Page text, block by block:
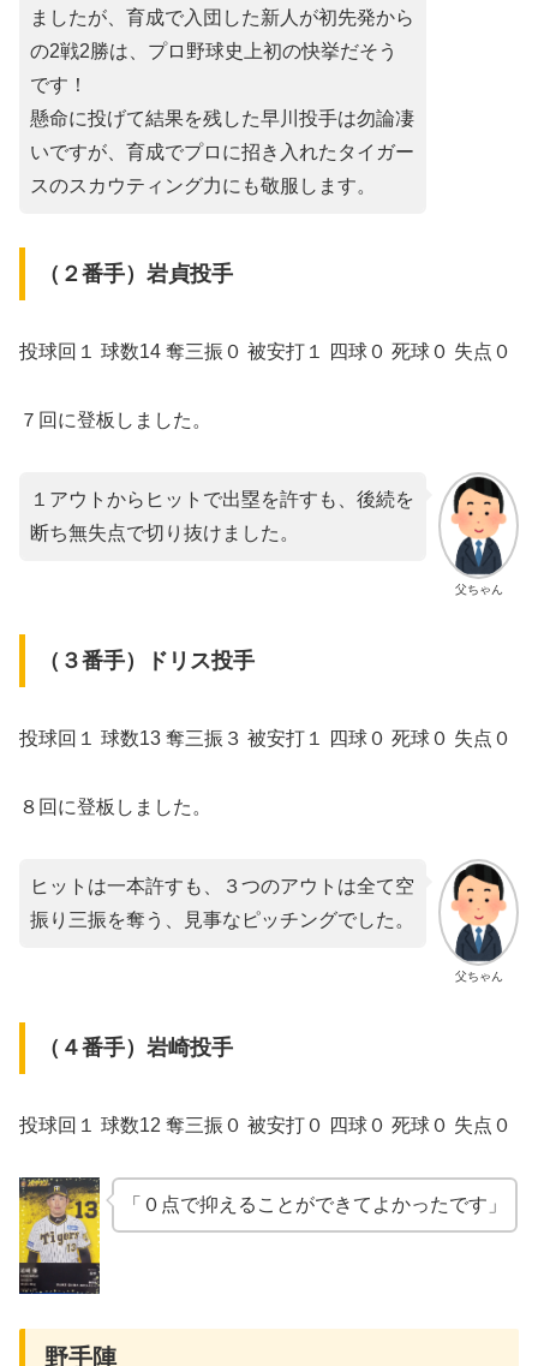
ましたが、育成で入団した新人が初先発から
の2戦2勝は、プロ野球史上初の快挙だそう
です！
懸命に投げて結果を残した早川投手は勿論凄
いですが、育成でプロに招き入れたタイガー
スのスカウティング力にも敬服します。
（２番手）岩貞投手
投球回１ 球数14 奪三振０ 被安打１ 四球０ 死球０ 失点０
７回に登板しました。
父ちゃん
１アウトからヒットで出塁を許すも、後続を
断ち無失点で切り抜けました。
（３番手）ドリス投手
投球回１ 球数13 奪三振３ 被安打１ 四球０ 死球０ 失点０
８回に登板しました。
父ちゃん
ヒットは一本許すも、３つのアウトは全て空
振り三振を奪う、見事なピッチングでした。
（４番手）岩崎投手
投球回１ 球数12 奪三振０ 被安打０ 四球０ 死球０ 失点０
「０点で抑えることができてよかったです」
野手陣